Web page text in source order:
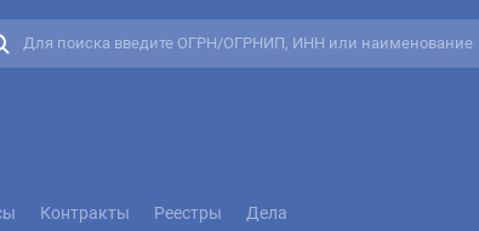
Контракты Реестры Дела